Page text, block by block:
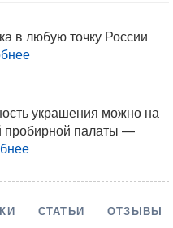
в любую точку России
украшения можно на
пробирной палаты —
СТАТЬИ ОТЗЫВЫ